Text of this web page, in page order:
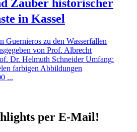
Zauber historischer
in Kassel
Guernieros zu den Wasserfällen
von Prof. Albrecht
Dr. Helmuth Schneider Umfang:
farbigen Abbildungen
...
per E-Mail!